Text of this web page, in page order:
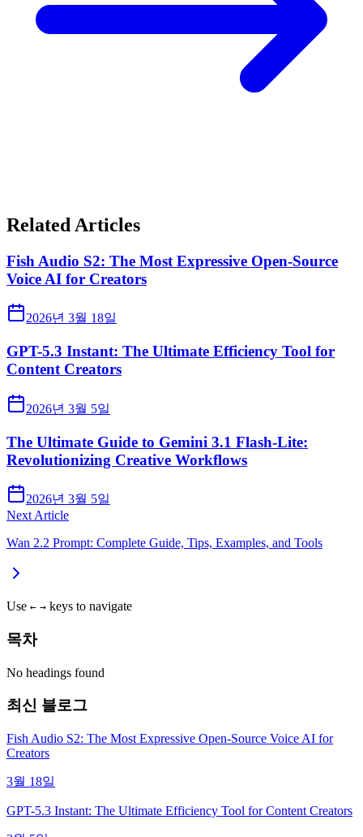
Related Articles
Fish Audio S2: The Most Expressive Open-Source
Voice AI for Creators
2026년 3월 18일
GPT-5.3 Instant: The Ultimate Efficiency Tool for
Content Creators
2026년 3월 5일
The Ultimate Guide to Gemini 3.1 Flash-Lite:
Revolutionizing Creative Workflows
2026년 3월 5일
Next Article
Wan 2.2 Prompt: Complete Guide, Tips, Examples, and Tools
Use ← → keys to navigate
목차
No headings found
최신 블로그
Fish Audio S2: The Most Expressive Open-Source Voice AI for
Creators
3월 18일
GPT-5.3 Instant: The Ultimate Efficiency Tool for Content Creators